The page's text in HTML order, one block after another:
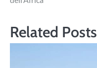
Related Posts